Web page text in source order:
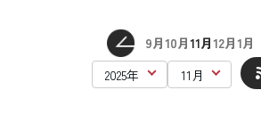
9月 10月11月 12月 1月